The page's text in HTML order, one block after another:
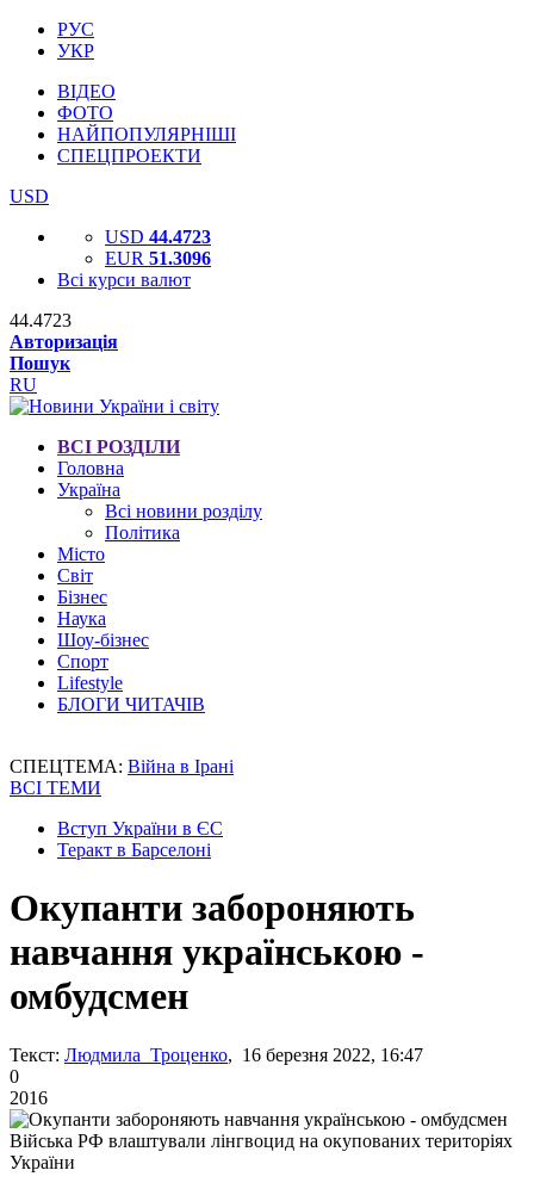
РУС
УКР
ВІДЕО
ФОТО
НАЙПОПУЛЯРНІШІ
СПЕЦПРОЕКТИ
USD
USD 44.4723
EUR 51.3096
Всі курси валют
44.4723
Авторизація
Пошук
RU
ВСІ РОЗДІЛИ
Головна
Україна
Всі новини розділу
Політика
Місто
Світ
Бізнес
Наука
Шоу-бізнес
Спорт
Lifestyle
БЛОГИ ЧИТАЧІВ
СПЕЦТЕМА: Війна в Ірані
ВСІ ТЕМИ
Вступ України в ЄС
Теракт в Барселоні
Окупанти забороняють
навчання українською -
омбудсмен
Текст: Людмила Троценко, 16 березня 2022, 16:47
0
2016
Війська РФ влаштували лінгвоцид на окупованих територіях
України